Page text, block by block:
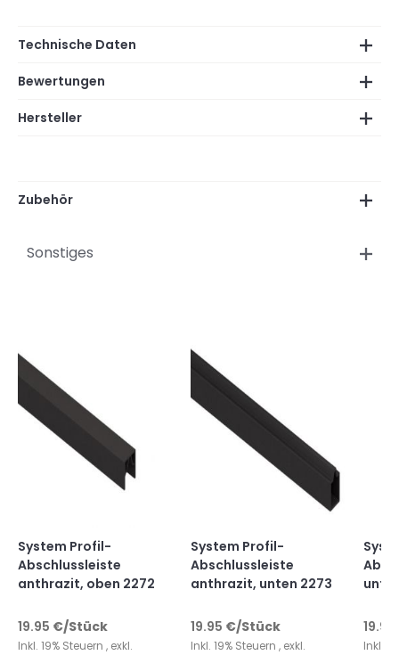
Technische Daten
Bewertungen
Hersteller
Zubehör
Sonstiges
System Profil-
Abschlussleiste
anthrazit, oben 2272
19.95 €/Stück
Inkl. 19% Steuern , exkl.
System Profil-
Abschlussleiste
anthrazit, unten 2273
19.95 €/Stück
Inkl. 19% Steuern , exkl.
19.95
Inkl.